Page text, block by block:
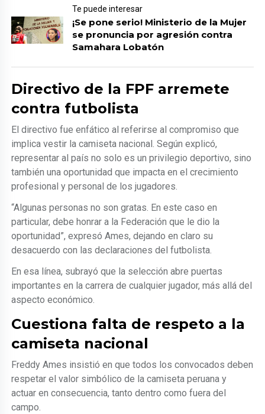
Te puede interesar
¡Se pone serio! Ministerio de la Mujer
se pronuncia por agresión contra
Samahara Lobatón
Directivo de la FPF arremete
contra futbolista
El directivo fue enfático al referirse al compromiso que
implica vestir la camiseta nacional. Según explicó,
representar al país no solo es un privilegio deportivo, sino
también una oportunidad que impacta en el crecimiento
profesional y personal de los jugadores.
“Algunas personas no son gratas. En este caso en
particular, debe honrar a la Federación que le dio la
oportunidad”, expresó Ames, dejando en claro su
desacuerdo con las declaraciones del futbolista.
En esa línea, subrayó que la selección abre puertas
importantes en la carrera de cualquier jugador, más allá del
aspecto económico.
Cuestiona falta de respeto a la
camiseta nacional
Freddy Ames insistió en que todos los convocados deben
respetar el valor simbólico de la camiseta peruana y
actuar en consecuencia, tanto dentro como fuera del
campo.